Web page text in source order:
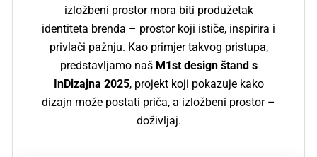
izložbeni prostormora biti produžetak
identiteta brenda – prostor koji ističe, inspirira i
privlači pažnju. Kao primjer takvog pristupa,
predstavljamo naš M1st design štand s
InDizajna 2025, projekt koji pokazuje kako
dizajn može postati priča, a izložbeni prostor –
doživljaj.